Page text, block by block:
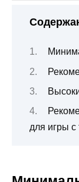
для игры с